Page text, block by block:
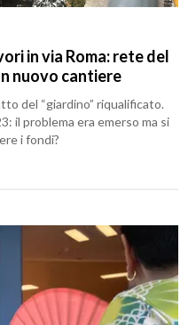
in via Roma: rete del
nuovo cantiere
del “giardino” riqualificato.
il problema era emerso ma si
i fondi?